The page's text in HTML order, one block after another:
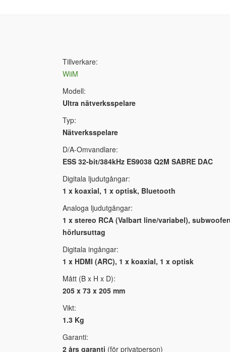
Tillverkare:
WiiM
Modell:
Ultra nätverksspelare
Typ:
Nätverksspelare
D/A-Omvandlare:
ESS 32-bit/384kHz ES9038 Q2M SABRE DAC
Digitala ljudutgångar:
1 x koaxial, 1 x optisk, Bluetooth
Analoga ljudutgångar:
1 x stereo RCA (Valbart line/variabel),
hörlursuttag
Digitala ingångar:
1 x HDMI (ARC), 1 x koaxial, 1 x optisk
Mått (B x H x D):
205 x 73 x 205 mm
Vikt:
1.3 Kg
Garanti:
2 års garanti (för privatperson)